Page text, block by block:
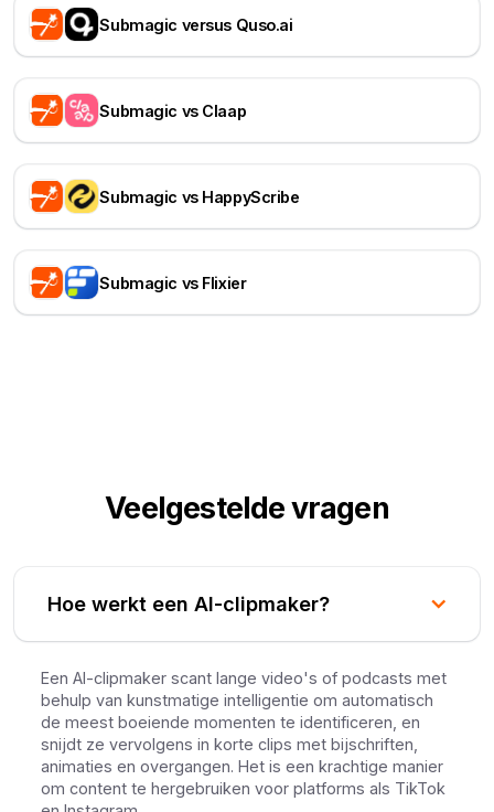
Submagic versus Quso.ai
Submagic vs Claap
Submagic vs HappyScribe
Submagic vs Flixier
Veelgestelde vragen
Hoe werkt een AI-clipmaker?
Een AI-clipmaker scant lange video's of podcasts met
behulp van kunstmatige intelligentie om automatisch
de meest boeiende momenten te identificeren, en
snijdt ze vervolgens in korte clips met bijschriften,
animaties en overgangen. Het is een krachtige manier
om content te hergebruiken voor platforms als TikTok